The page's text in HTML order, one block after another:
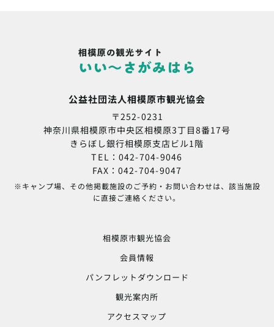
公益社団法人相模原市観光協会
〒252-0231
神奈川県相模原市中央区相模原3丁目8番17号
きらぼし銀行相模原支店ビル1階
TEL：042-704-9046
FAX：042-704-9047
※キャンプ場、その他掲載施設のご予約・お問い合わせは、該当施設
に直接ご連絡ください。
相模原市観光協会
会員情報
パンフレットダウンロード
観光案内所
アクセスマップ